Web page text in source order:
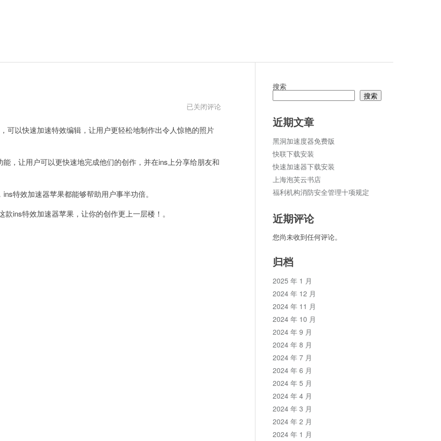
ins
器
已关闭评论
以快速加速特效编辑，让用户更轻松地制作出令人惊艳的照片
让用户可以更快速地完成他们的创作，并在ins上分享给朋友和
效加速器苹果都能够帮助用户事半功倍。
特效加速器苹果，让你的创作更上一层楼！。
搜索
搜索
近期文章
黑洞加速度器免费版
快联下载安装
快速加速器下载安装
上海泡芙云书店
福利机构消防安全管理十项规定
近期评论
您尚未收到任何评论。
归档
2025 年 1 月
2024 年 12 月
2024 年 11 月
2024 年 10 月
2024 年 9 月
2024 年 8 月
2024 年 7 月
2024 年 6 月
2024 年 5 月
2024 年 4 月
2024 年 3 月
2024 年 2 月
2024 年 1 月